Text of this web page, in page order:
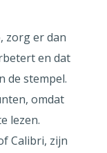
zorg er dan
en dat
de stempel.
omdat
lezen.
Calibri, zijn